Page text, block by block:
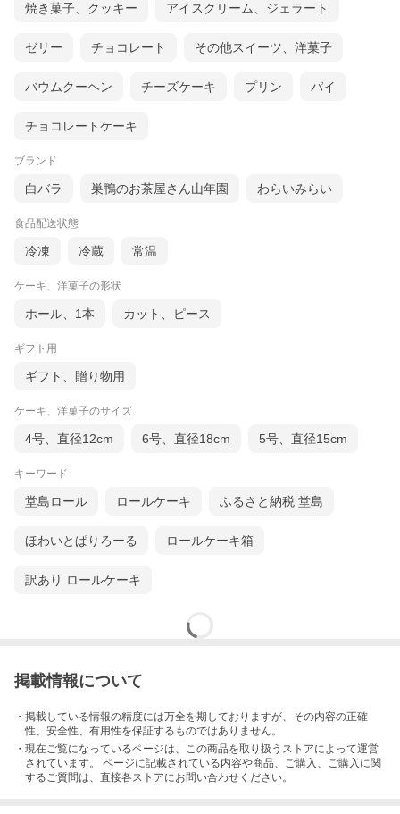
焼き菓子、クッキー アイスクリーム、ジェラート
ゼリー チョコレート その他スイーツ、洋菓子
バウムクーヘン チーズケーキ プリン パイ
チョコレートケーキ
ブランド
白バラ 巣鴨のお茶屋さん山年園 わらいみらい
食品配送状態
冷凍 冷蔵 常温
ケーキ、洋菓子の形状
ホール、1本 カット、ピース
ギフト用
ギフト、贈り物用
ケーキ、洋菓子のサイズ
4号、直径12cm 6号、直径18cm 5号、直径15cm
キーワード
堂島ロール ロールケーキ ふるさと納税 堂島
ほわいとぱりろーる ロールケーキ箱
訳あり ロールケーキ
掲載情報について
・掲載している情報の精度には万全を期しておりますが、その内容の正確
性、安全性、有用性を保証するものではありません。
・現在ご覧になっているページは、この商品を取り扱うストアによって運営
されています。 ページに記載されている内容や商品、ご購入 、ご購入に関
するご質問は、直接各ストアにお問い合わせください。